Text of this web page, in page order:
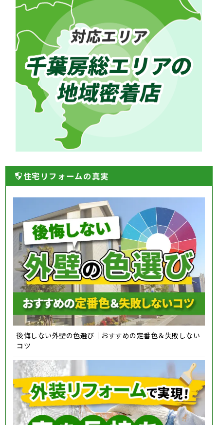
住宅リフォームの真実
後悔しない外壁の色選び｜おすすめの定番色＆失敗しない
コツ